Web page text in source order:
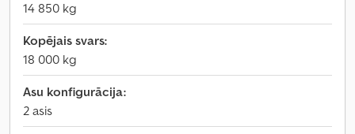
14 850 kg
Kopējais svars:
18 000 kg
Asu konfigurācija:
2 asis